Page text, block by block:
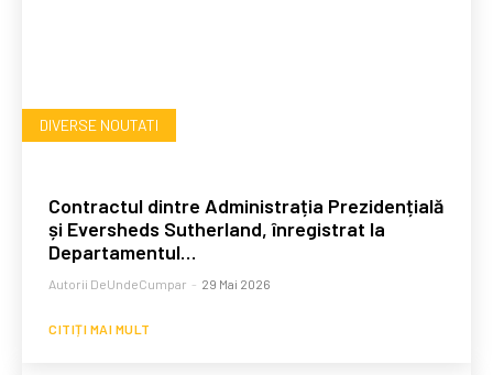
DIVERSE NOUTATI
Contractul dintre Administrația Prezidențială
și Eversheds Sutherland, înregistrat la
Departamentul…
Autorii DeUndeCumpar - 29 Mai 2026
CITIȚI MAI MULT